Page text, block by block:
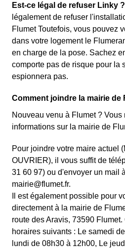
Est-ce légal de refuser Linky ?
légalement de refuser
Flumet Toutefois, vous pouvez
dans votre logement le
en charge de la pose. Sachez
comporte pas de risque pour la
espionnera pas.
Comment joindre la mairie de
Nouveau venu à Flumet ? Vous
informations sur la mairie de
Pour joindre votre maire actuel
OUVRIER), il vous suffit de
31 60 97) ou d'envoyer un mail
mairie@flumet.fr.
Il est également possible pour
directement à la mairie de
route des Aravis, 73590
horaires suivants : Le samedi
lundi de 08h30 à 12h00, Le